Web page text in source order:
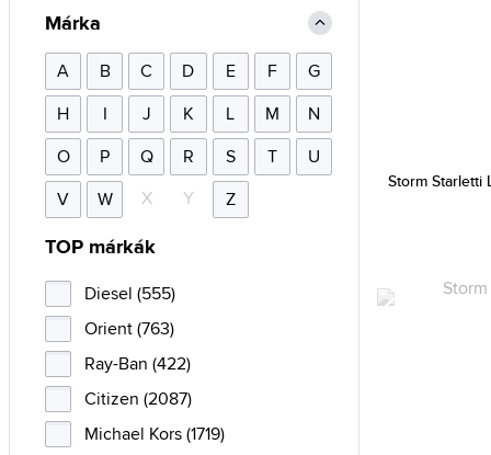
Storm Starletti
Márka
A B C D E F
G
H
I J K L M
N
O
P Q R S T
U
V
W X Y Z
TOP márkák
Diesel (555)
Orient (763)
Ray-Ban (422)
Citizen (2087)
Michael Kors (1719)